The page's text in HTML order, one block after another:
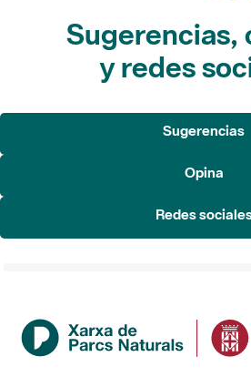
Sugerencias,
y redes
Sugerencias
Opina
Redes